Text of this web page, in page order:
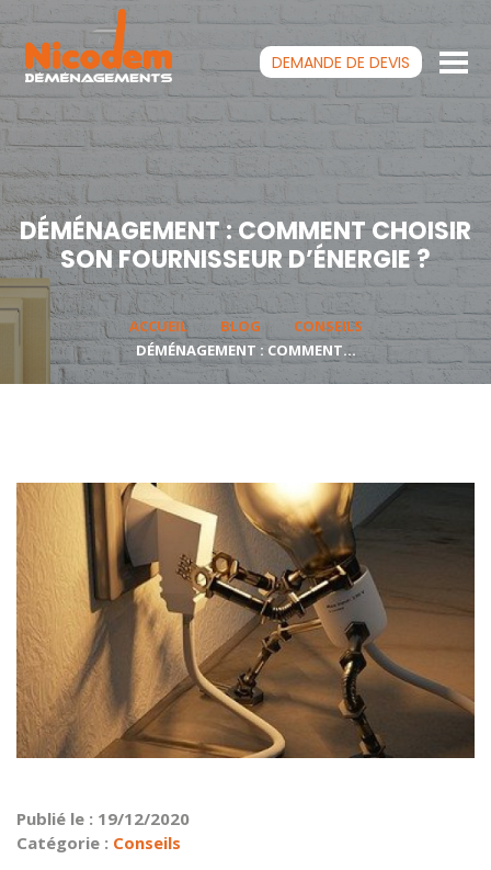
DEMANDE DE DEVIS
DÉMÉNAGEMENT : COMMENT CHOISIR
SON FOURNISSEUR D’ÉNERGIE ?
ACCUEIL BLOG
CONSEILS
DÉMÉNAGEMENT : COMMENT...
Publié le : 19/12/2020
Catégorie : Conseils